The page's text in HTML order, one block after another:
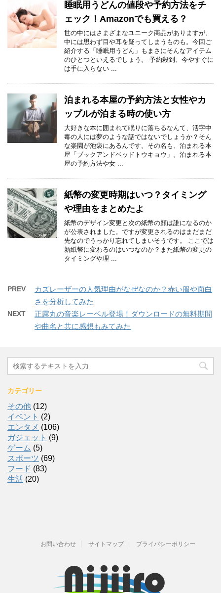
睡眠用うどんの値段や予約方法をチ
ェック！Amazonでも買える？
世の中にはさまざまなユニーク商品がありますが、
中には思わず目や耳を疑ってしまうものも。今回ご
紹介する「睡眠用うどん」もまさにそんなアイテム
のひとつといえるでしょう。 予約殺到、今やすぐに
は手に入らない ...
泊まれる本屋の予約方法と女性やカ
ップルが泊まる時の使い方
大好きな本に囲まれて眠りに落ちるなんて、活字中
毒の人には夢のような話ではないでしょうか？そん
な楽園が池袋にあるんです。その名も、泊まれる本
屋「ブックアンドベッドトウキョウ」。泊まれる本
屋の予約方法や女 ...
紙幣の変更時期はいつ？タイミング
や理由をまとめたよ
紙幣のデザイン変更と次の紙幣の顔は誰になるのか
が公表されました。ですが変更されるのはまだまだ
先なのでうっかり忘れてしまいそうです。 ここでは
新紙幣に変わるのはいつなのか？また紙幣の変更の
タイミングや理 ...
PREV
カズレーザーの人気理由がなぜなのか？赤い服や面白
さを分析してみた
NEXT
正露丸の音楽レーベル登場！ダウンロードの無料期間
や曲名と共に感想もみてみた
カテゴリー
その他 (12)
イベント (2)
エンタメ (106)
ガジェット (9)
ゲーム (5)
スポーツ (69)
フード (83)
生活 (20)
お問い合わせ サイトマップ プライバシーポリシー